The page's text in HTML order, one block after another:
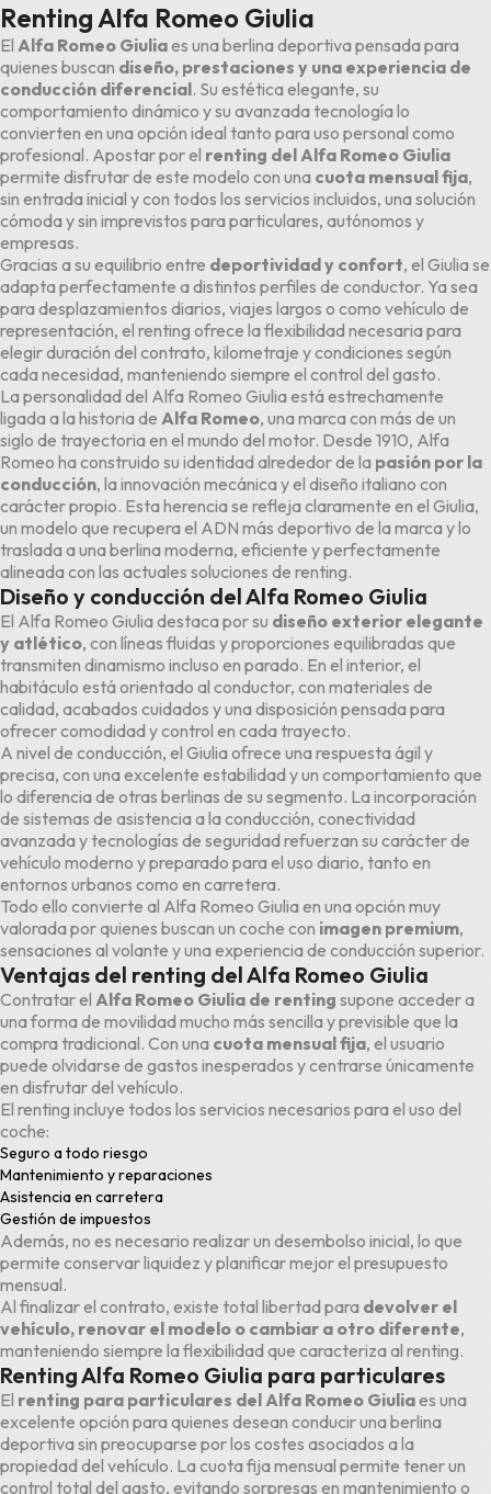
Renting Alfa Romeo Giulia
El Alfa Romeo Giuliaes una berlina deportiva pensada para
quienes buscan diseño, prestaciones y una experiencia de
conducción diferencial. Su estética elegante, su
comportamiento dinámico y su avanzada tecnología lo
convierten en una opción ideal tanto para uso personal como
profesional. Apostar por el renting del Alfa Romeo Giulia
permite disfrutar de este modelo con una cuota mensual fija,
sin entrada inicial y con todos los servicios incluidos, una solución
cómoda y sin imprevistos para particulares, autónomos y
empresas.
Gracias a su equilibrio entre deportividad y confort, el Giulia se
adapta perfectamente a distintos perfiles de conductor. Ya sea
para desplazamientos diarios, viajes largos o como vehículo de
representación, el renting ofrece la flexibilidad necesaria para
elegir duración del contrato, kilometraje y condiciones según
cada necesidad, manteniendo siempre el control del gasto.
La personalidad del Alfa Romeo Giulia está estrechamente
ligada a la historia de Alfa Romeo, una marca con más de un
siglo de trayectoria en el mundo del motor. Desde 1910, Alfa
Romeo ha construido su identidad alrededor de la pasión por la
conducción, la innovación mecánica y el diseño italiano con
carácter propio. Esta herencia se refleja claramente en el Giulia,
un modelo que recupera el ADN más deportivo de la marca y lo
traslada a una berlina moderna, eficiente y perfectamente
alineada con las actuales soluciones de renting.
Diseño y conducción del Alfa Romeo Giulia
El Alfa Romeo Giulia destaca por su diseño exterior elegante
y atlético, con líneas fluidas y proporciones equilibradas que
transmiten dinamismo incluso en parado. En el interior, el
habitáculo está orientado al conductor, con materiales de
calidad, acabados cuidados y una disposición pensada para
ofrecer comodidad y control en cada trayecto.
A nivel de conducción, el Giulia ofrece una respuesta ágil y
precisa, con una excelente estabilidad y un comportamiento que
lo diferencia de otras berlinas de su segmento. La incorporación
de sistemas de asistencia a la conducción, conectividad
avanzada y tecnologías de seguridad refuerzan su carácter de
vehículo moderno y preparado para el uso diario, tanto en
entornos urbanos como en carretera.
Todo ello convierte al Alfa Romeo Giulia en una opción muy
valorada por quienes buscan un coche con imagen premium,
sensaciones al volante y una experiencia de conducción superior.
Ventajas del renting del Alfa Romeo Giulia
Contratar el Alfa Romeo Giulia de renting supone acceder a
una forma de movilidad mucho más sencilla y previsible que la
compra tradicional. Con una cuota mensual fija, el usuario
puede olvidarse de gastos inesperados y centrarse únicamente
en disfrutar del vehículo.
El renting incluye todos los servicios necesarios para el uso del
coche:
Seguro a todo riesgo
Mantenimiento y reparaciones
Asistencia en carretera
Gestión de impuestos
Además, no es necesario realizar un desembolso inicial, lo que
permite conservar liquidez y planificar mejor el presupuesto
mensual.
Al finalizar el contrato, existe total libertad para devolver el
vehículo, renovar el modelo o cambiar a otro diferente,
manteniendo siempre la flexibilidad que caracteriza al renting.
Renting Alfa Romeo Giulia para particulares
El renting para particulares del Alfa Romeo Giuliaes una
excelente opción para quienes desean conducir una berlina
deportiva sin preocuparse por los costes asociados a la
propiedad del vehículo. La cuota fija mensual permite tener un
control total del gasto, evitando sorpresas en mantenimiento o